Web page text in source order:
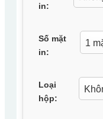
in:
Số mặt
in:
Loại
hộp: